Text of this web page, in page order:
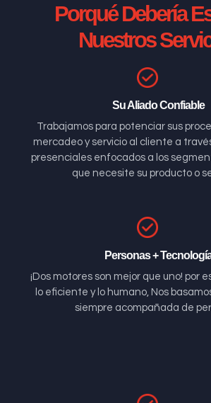
Porqué Debería
Nuestros
Su Aliado Confiable
Trabajamos para potenciar sus
mercadeo y servicio al cliente a
presenciales enfocados a los
que necesite su producto o
Personas +
¡Dos motores son mejor que uno! por
lo eficiente y lo humano, Nos
siempre acompañada de